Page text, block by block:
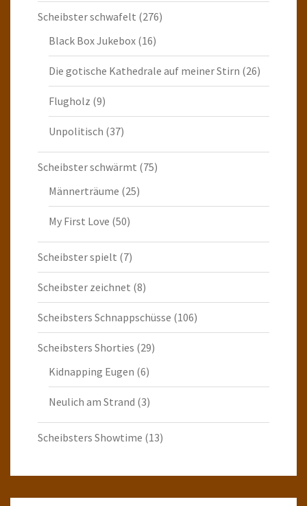
Scheibster schwafelt (276)
Black Box Jukebox (16)
Die gotische Kathedrale auf meiner Stirn (26)
Flugholz (9)
Unpolitisch (37)
Scheibster schwärmt (75)
Männerträume (25)
My First Love (50)
Scheibster spielt (7)
Scheibster zeichnet (8)
Scheibsters Schnappschüsse (106)
Scheibsters Shorties (29)
Kidnapping Eugen (6)
Neulich am Strand (3)
Scheibsters Showtime (13)